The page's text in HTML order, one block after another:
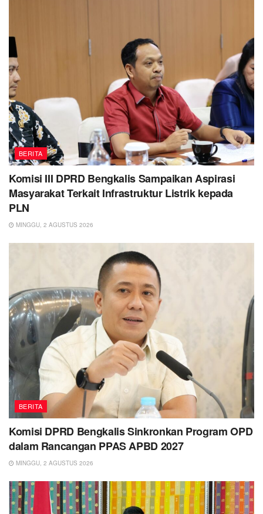
BERITA
Komisi III DPRD Bengkalis Sampaikan Aspirasi
Masyarakat Terkait Infrastruktur Listrik kepada
PLN
MINGGU, 2 AGUSTUS 2026
BERITA
Komisi DPRD Bengkalis Sinkronkan Program OPD
dalam Rancangan PPAS APBD 2027
MINGGU, 2 AGUSTUS 2026